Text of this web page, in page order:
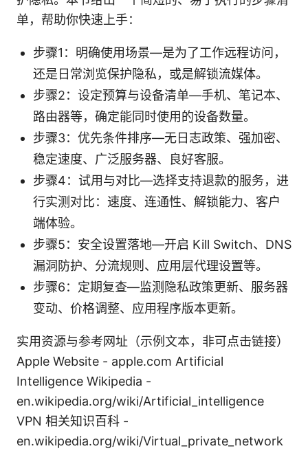
单，帮助你快速上手：
步骤1：明确使用场景—是为了工作远程访问，
还是日常浏览保护隐私，或是解锁流媒体。
步骤2：设定预算与设备清单—手机、笔记本、
路由器等，确定能同时使用的设备数量。
步骤3：优先条件排序—无日志政策、强加密、
稳定速度、广泛服务器、良好客服。
步骤4：试用与对比—选择支持退款的服务，进
行实测对比：速度、连通性、解锁能力、客户
端体验。
步骤5：安全设置落地—开启 Kill Switch、DNS
漏洞防护、分流规则、应用层代理设置等。
步骤6：定期复查—监测隐私政策更新、服务器
变动、价格调整、应用程序版本更新。
实用资源与参考网址（示例文本，非可点击链接）
Apple Website - apple.com Artificial
Intelligence Wikipedia -
en.wikipedia.org/wiki/Artificial_intelligence
VPN 相关知识百科 -
en.wikipedia.org/wiki/Virtual_private_network